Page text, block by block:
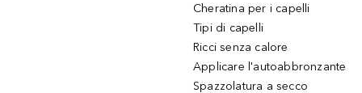
Cheratina per i capelli
Tipi di capelli
Ricci senza calore
Applicare l'autoabbronzante
Spazzolatura a secco